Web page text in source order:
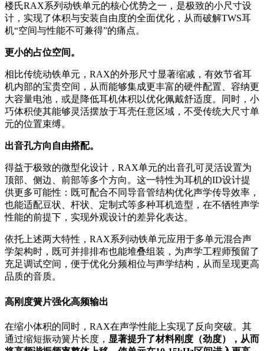
楼氏RAX系列动铁单元的核心优势之一，是极致的小尺寸设
计，实现了体积与安装自由度的全面优化，从而破解TWS耳
机“空间与性能不可兼得”的痛点。
更小的占位空间。
相比传统动铁单元，RAX的外形尺寸显著缩减，有效节省耳
机内部的宝贵空间，从而能够集成更丰富的硬件配置、容纳更
大容量电池，或是降低耳机体积以优化佩戴舒适度。同时，小
巧体积使其能够灵活摆放于耳壳任意区域，不受传统大尺寸单
元的位置束缚。
出音孔方向自由搭配。
得益于极致的微型化设计，RAX单元的出音孔可灵活设置为
顶部、侧边、前部等多个方向。这一特性为耳机的ID设计提
供更多可能性：既可配合不同导音管结构优化声学传导效率，
也能适配豆状、杆状、定制式等多种耳机造型，在不牺牲声学
性能的前提下，实现外观设计的差异化表达。
依托上述两大特性，RAX系列动铁单元应用于多单元混合声
学架构时，既可并排排布也能堆叠组装，为声学工程师预留了
充足调试空间，便于优化分频相位与声学结构，从而呈现更高
品质的音质。
高刚度簧片强化高频输出
在缩小体积的同时，RAX在声学性能上实现了反向突破。其
通过缩短振动簧片长度， 显著提升了材料刚度（劲度），从而